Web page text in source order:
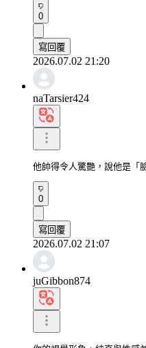
0
寫回覆
2026.07.02 21:20
naTarsier424
他帥得令人驚艷，說他是「
0
寫回覆
2026.07.02 21:07
juGibbon874